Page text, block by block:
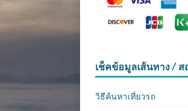
เช็คข้อมูลเส้นทาง / ส
วิธีค้นหาเที่ยวรถ